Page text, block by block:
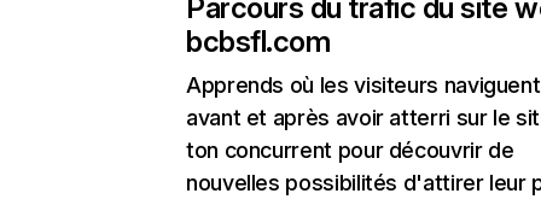
Parcours du trafic du site
bcbsfl.com
Apprends où les visiteurs naviguent
avant et après avoir atterri sur le
ton concurrent pour découvrir de
nouvelles possibilités d'attirer leur